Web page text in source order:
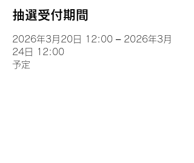
抽選受付期間
2026年3月20日 12:00 – 2026年3月
24日 12:00
予定